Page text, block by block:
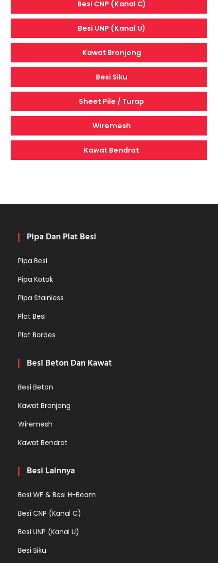
Besi CNP (Kanal C)
Besi UNP (Kanal U)
Kawat Bronjong
Besi Siku
Sheet Pile / Turap
Wiremesh
Kawat Bendrat
Pipa Dan Plat Besi
Pipa Besi
Pipa Kotak
Pipa Stainless
Plat Besi
Plat Bordes
Besi Beton Dan Kawat
Besi Beton
Kawat Bronjong
Wiremesh
Kawat Bendrat
Besi Lainnya
Besi WF & Besi H-Beam
Besi CNP (Kanal C)
Besi UNP (Kanal U)
Besi Siku